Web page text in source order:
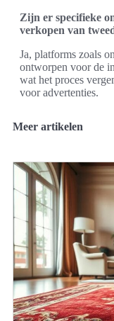
Zijn er specifieke
verkopen van
Ja, platforms zoals
ontworpen voor de
wat het proces
voor advertenties.
Meer artikelen